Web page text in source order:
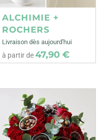
ALCHIMIE +
ROCHERS
Livraison dès aujourd'hui
à partir de47,90 €